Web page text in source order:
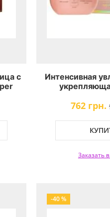
с
Интенсивная
Famirel Red
762 грн.
Заказать
-40 %